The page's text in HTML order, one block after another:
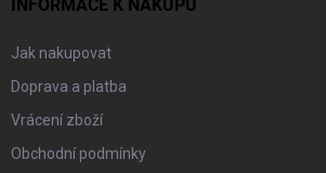
INFORMACE K NÁKUPU
Jak nakupovat
Doprava a platba
Vrácení zboží
Obchodní podmínky